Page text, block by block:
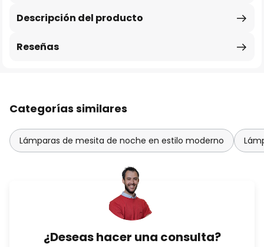
Descripción del producto
Reseñas
Categorías similares
Lámparas de mesita de noche en estilo moderno
¿Deseas hacer una consulta?